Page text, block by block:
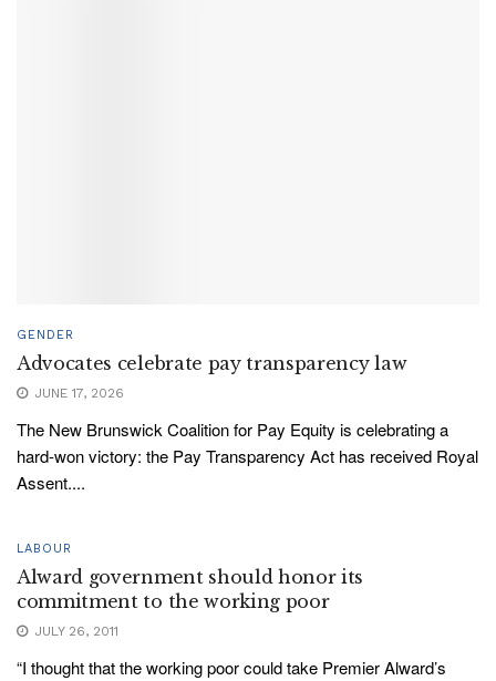
GENDER
Advocates celebrate pay transparency law
JUNE 17, 2026
The New Brunswick Coalition for Pay Equity is celebrating a
hard-won victory: the Pay Transparency Act has received Royal
Assent....
LABOUR
Alward government should honor its
commitment to the working poor
JULY 26, 2011
“I thought that the working poor could take Premier Alward’s